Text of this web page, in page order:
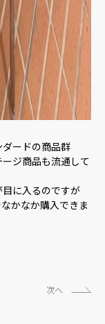
ードの商品群
ジ商品も流通して
に入るのですが
かなか購入できま
次へ